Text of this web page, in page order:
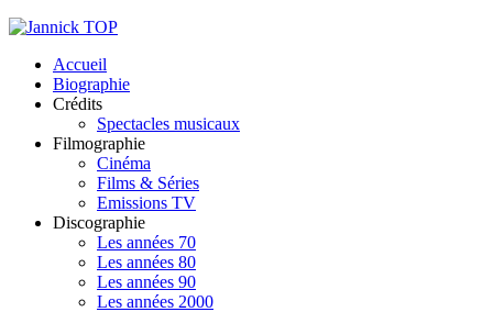
Accueil
Biographie
Crédits
Spectacles musicaux
Filmographie
Cinéma
Films & Séries
Emissions TV
Discographie
Les années 70
Les années 80
Les années 90
Les années 2000